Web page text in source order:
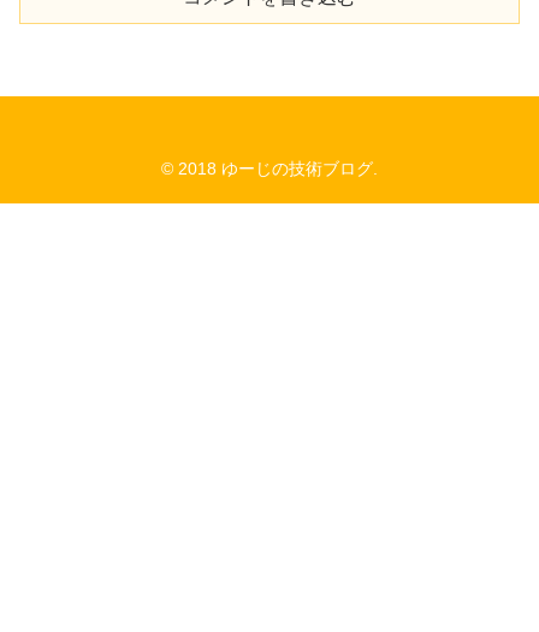
© 2018 ゆーじの技術ブログ.